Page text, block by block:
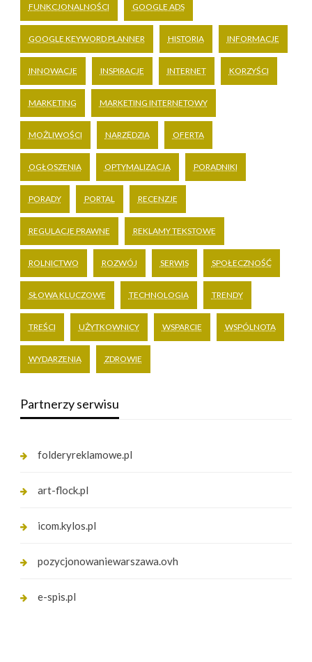
FUNKCJONALNOŚCI GOOGLE ADS
GOOGLE KEYWORD PLANNER HISTORIA INFORMACJE
INNOWACJE INSPIRACJE INTERNET KORZYŚCI
MARKETING MARKETING INTERNETOWY
MOŻLIWOŚCI NARZĘDZIA OFERTA
OGŁOSZENIA OPTYMALIZACJA PORADNIKI
PORADY PORTAL RECENZJE
REGULACJE PRAWNE REKLAMY TEKSTOWE
ROLNICTWO ROZWÓJ SERWIS SPOŁECZNOŚĆ
SŁOWA KLUCZOWE TECHNOLOGIA TRENDY
TREŚCI UŻYTKOWNICY WSPARCIE WSPÓLNOTA
WYDARZENIA ZDROWIE
Partnerzy serwisu
folderyreklamowe.pl
art-flock.pl
icom.kylos.pl
pozycjonowaniewarszawa.ovh
e-spis.pl